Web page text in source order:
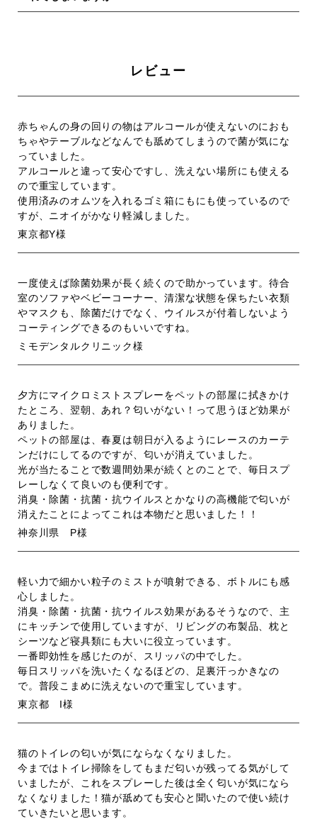
レビュー
赤ちゃんの身の回りの物はアルコールが使えないのにおも
ちゃやテーブルなどなんでも舐めてしまうので菌が気にな
っていました。
アルコールと違って安心ですし、洗えない場所にも使える
ので重宝しています。
使用済みのオムツを入れるゴミ箱にもにも使っているので
すが、ニオイがかなり軽減しました。
東京都Y様
一度使えば除菌効果が長く続くので助かっています。待合
室のソファやベビーコーナー、清潔な状態を保ちたい衣類
やマスクも、除菌だけでなく、ウイルスが付着しないよう
コーティングできるのもいいですね。
ミモデンタルクリニック様
夕方にマイクロミストスプレーをペットの部屋に拭きかけ
たところ、翌朝、あれ？匂いがない！って思うほど効果が
ありました。
ペットの部屋は、春夏は朝日が入るようにレースのカーテ
ンだけにしてるのですが、匂いが消えていました。
光が当たることで数週間効果が続くとのことで、毎日スプ
レーしなくて良いのも便利です。
消臭・除菌・抗菌・抗ウイルスとかなりの高機能で匂いが
消えたことによってこれは本物だと思いました！！
神奈川県 P様
軽い力で細かい粒子のミストが噴射できる、ボトルにも感
心しました。
消臭・除菌・抗菌・抗ウイルス効果があるそうなので、主
にキッチンで使用していますが、リビングの布製品、枕と
シーツなど寝具類にも大いに役立っています。
一番即効性を感じたのが、スリッパの中でした。
毎日スリッパを洗いたくなるほどの、足裏汗っかきなの
で。普段こまめに洗えないので重宝しています。
東京都 I様
猫のトイレの匂いが気にならなくなりました。
今まではトイレ掃除をしてもまだ匂いが残ってる気がして
いましたが、これをスプレーした後は全く匂いが気になら
なくなりました！猫が舐めても安心と聞いたので使い続け
ていきたいと思います。